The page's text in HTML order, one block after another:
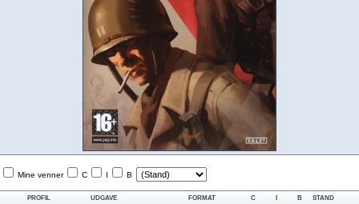
Mine venner C I B
PROFIL UDGAVE FORMAT C B STAND